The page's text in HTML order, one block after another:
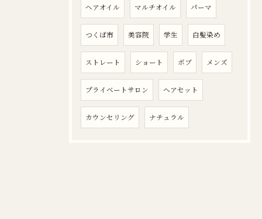
ヘアオイル マルチオイル パーマ
つくば市 美容院 学生 白髪染め
ストレート ショート ボブ メンズ
プライベートサロン ヘアセット
カウンセリング ナチュラル